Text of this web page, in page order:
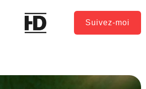
Suivez-moi